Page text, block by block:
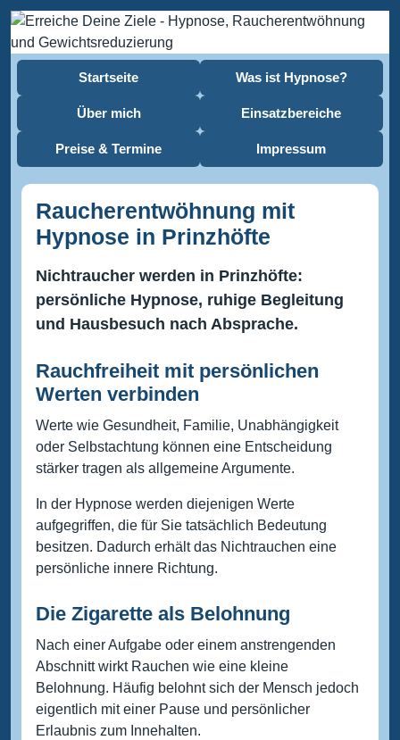
Startseite Was ist Hypnose?
Über mich Einsatzbereiche
Preise & Termine Impressum
Raucherentwöhnung mit
Hypnose in Prinzhöfte
Nichtraucher werden in Prinzhöfte:
persönliche Hypnose, ruhige Begleitung
und Hausbesuch nach Absprache.
Rauchfreiheit mit persönlichen
Werten verbinden
Werte wie Gesundheit, Familie, Unabhängigkeit
oder Selbstachtung können eine Entscheidung
stärker tragen als allgemeine Argumente.
In der Hypnose werden diejenigen Werte
aufgegriffen, die für Sie tatsächlich Bedeutung
besitzen. Dadurch erhält das Nichtrauchen eine
persönliche innere Richtung.
Die Zigarette als Belohnung
Nach einer Aufgabe oder einem anstrengenden
Abschnitt wirkt Rauchen wie eine kleine
Belohnung. Häufig belohnt sich der Mensch jedoch
eigentlich mit einer Pause und persönlicher
Erlaubnis zum Innehalten.